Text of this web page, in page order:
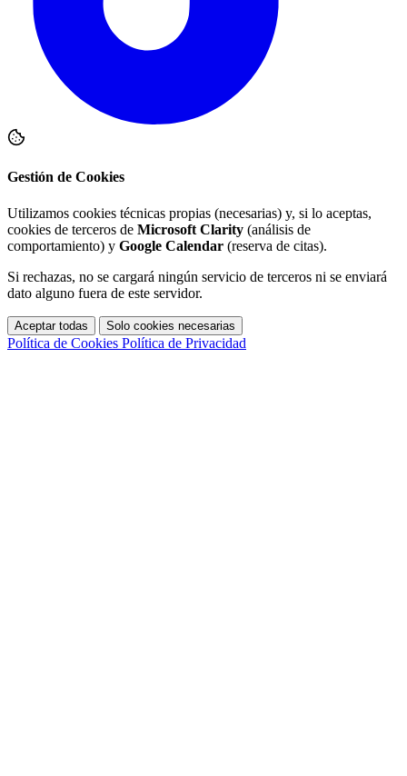
Gestión de Cookies
Utilizamos cookies técnicas propias (necesarias) y, si lo aceptas,
cookies de terceros de Microsoft Clarity (análisis de
comportamiento) y Google Calendar (reserva de citas).
Si rechazas, no se cargará ningún servicio de terceros ni se enviará
dato alguno fuera de este servidor.
Aceptar todas Solo cookies necesarias
Política de Cookies Política de Privacidad